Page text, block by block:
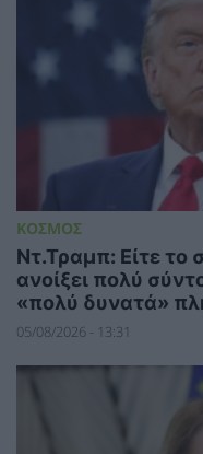
ΚΟΣΜΟΣ
Ντ.Τραμπ: Είτε το
ανοίξει πολύ
«πολύ δυνατά»
05/08/2026 - 13:31